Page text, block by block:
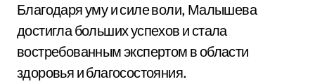
Благодаря уму и силе воли, Малышева
достигла больших успехов и стала
востребованным экспертом в области
здоровья и благосостояния.